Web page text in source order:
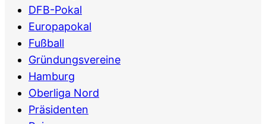
DFB-Pokal
Europapokal
Fußball
Gründungsvereine
Hamburg
Oberliga Nord
Präsidenten